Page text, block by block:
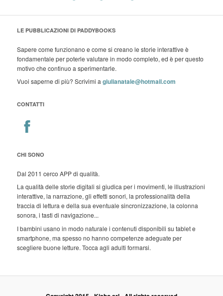
LE PUBBLICAZIONI DI PADDYBOOKS
Sapere come funzionano e come si creano le storie interattive è
fondamentale per poterle valutare in modo completo, ed è per questo
motivo che continuo a sperimentarle.
Vuoi saperne di più? Scrivimi agiulianatale@hotmail.com
CONTATTI
CHI SONO
Dal 2011 cerco APP di qualità.
La qualità delle storie digitali si giudica per i movimenti, le illustrazioni
interattive, la narrazione, gli effetti sonori, la professionalità della
traccia di lettura e della sua eventuale sincronizzazione, la colonna
sonora, i tasti di navigazione...
I bambini usano in modo naturale i contenuti disponibili su tablet e
smartphone, ma spesso no hanno competenze adeguate per
scegliere buone letture. Tocca agli adulti formarsi.